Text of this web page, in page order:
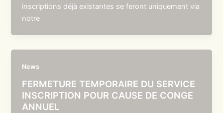
inscriptions déjà existantes se feront uniquement via
notre
News
FERMETURE TEMPORAIRE DU SERVICE
INSCRIPTION POUR CAUSE DE CONGE
ANNUEL